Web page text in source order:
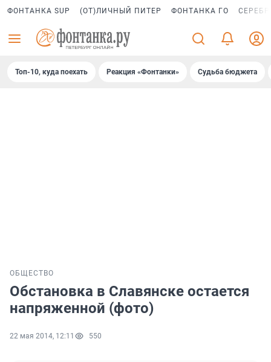
ФОНТАНКА SUP (ОТ)ЛИЧНЫЙ ПИТЕР ФОНТАНКА ГО
Топ-10, куда поехать Реакция «Фонтанки» Судьба бюджета
ОБЩЕСТВО
Обстановка в Славянске остается
напряженной (фото)
22 мая 2014, 12:11 550